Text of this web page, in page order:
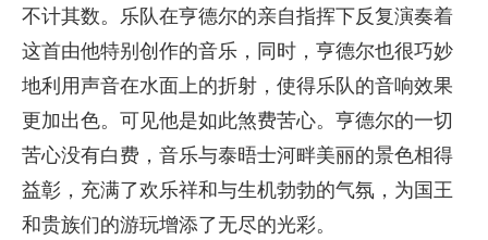
不计其数。乐队在亨德尔的亲自指挥下反复演奏着
这首由他特别创作的音乐，同时，亨德尔也很巧妙
地利用声音在水面上的折射，使得乐队的音响效果
更加出色。可见他是如此煞费苦心。亨德尔的一切
苦心没有白费，音乐与泰晤士河畔美丽的景色相得
益彰，充满了欢乐祥和与生机勃勃的气氛，为国王
和贵族们的游玩增添了无尽的光彩。